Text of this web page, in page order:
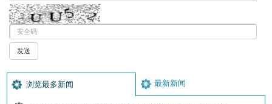
浏览最多新闻 最新新闻